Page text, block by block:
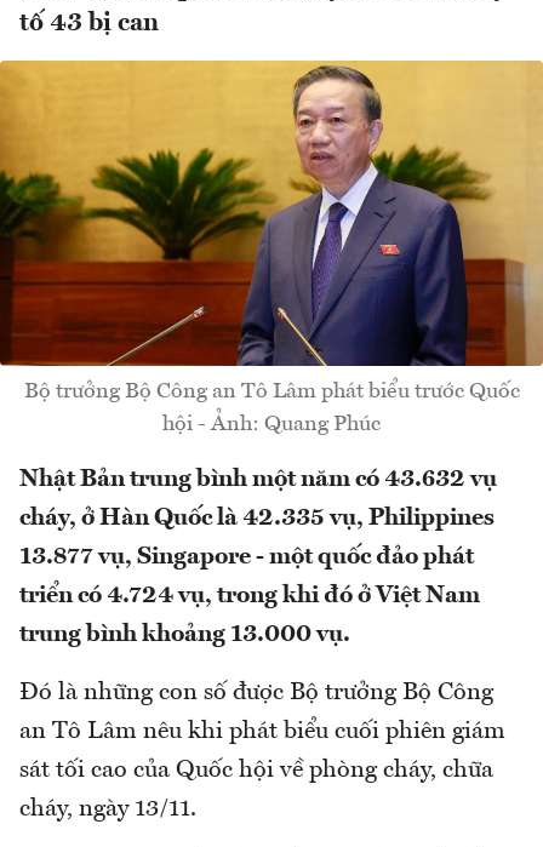
tố 43 bị can
Bộ trưởng Bộ Công an Tô Lâm phát biểu trước Quốc
hội - Ảnh: Quang Phúc
Nhật Bản trung bình một năm có 43.632 vụ
cháy, ở Hàn Quốc là 42.335 vụ, Philippines
13.877 vụ, Singapore - một quốc đảo phát
triển có 4.724 vụ, trong khi đó ở Việt Nam
trung bình khoảng 13.000 vụ.
Đó là những con số được Bộ trưởng Bộ Công
an Tô Lâm nêu khi phát biểu cuối phiên giám
sát tối cao của Quốc hội về phòng cháy, chữa
cháy, ngày 13/11.